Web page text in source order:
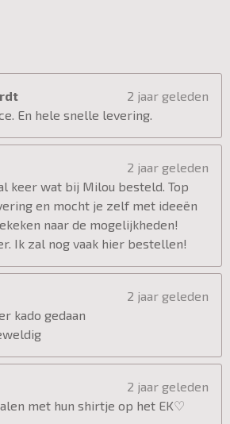
2 jaar geleden
En hele snelle levering.
2 jaar geleden
keer wat bij Milou besteld. Top
en mocht je zelf met ideeën
naar de mogelijkheden!
Ik zal nog vaak hier bestellen!
2 jaar geleden
kado gedaan
2 jaar geleden
met hun shirtje op het EK♡